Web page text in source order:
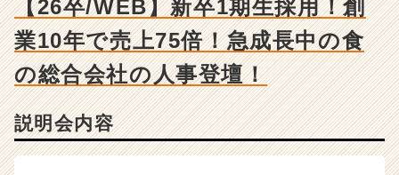
こ
げ
／
た
ま
／
【26卒/WEB】新卒1期生採用！創
業10年で売上75倍！急成長中の食
の総合会社の人事登壇！
説明会内容